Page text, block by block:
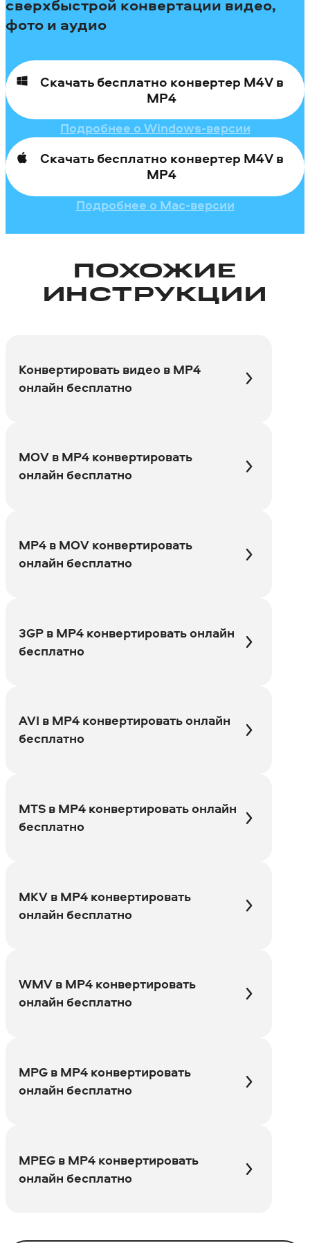
сверхбыстрой конвертации видео,
фото и аудио
Скачать бесплатно конвертер M4V в
MP4
Подробнее о Windows-версии
Скачать бесплатно конвертер M4V в
MP4
Подробнее о Mac-версии
ПОХОЖИЕ
ИНСТРУКЦИИ
Конвертировать видео в MP4
онлайн бесплатно
MOV в MP4 конвертировать
онлайн бесплатно
MP4 в MOV конвертировать
онлайн бесплатно
3GP в MP4 конвертировать онлайн
бесплатно
AVI в MP4 конвертировать онлайн
бесплатно
MTS в MP4 конвертировать онлайн
бесплатно
MKV в MP4 конвертировать
онлайн бесплатно
WMV в MP4 конвертировать
онлайн бесплатно
MPG в MP4 конвертировать
онлайн бесплатно
MPEG в MP4 конвертировать
онлайн бесплатно